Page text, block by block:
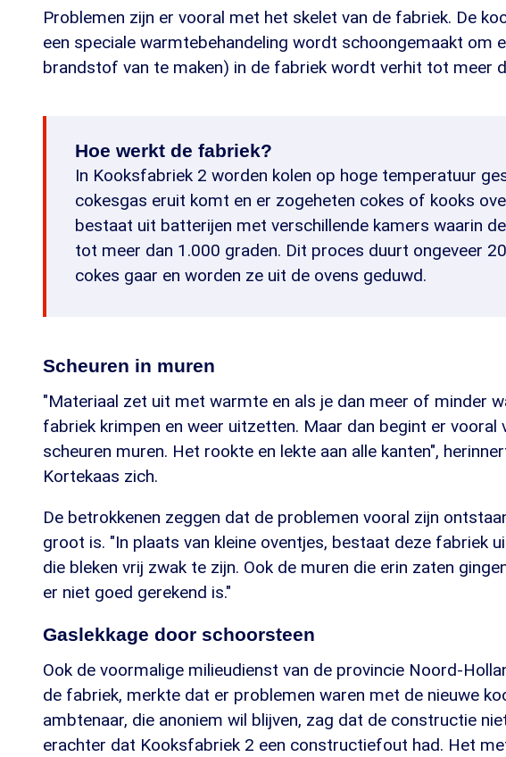
Problemen zijn er vooral met het skelet van de fabriek. De
een speciale warmtebehandeling wordt schoongemaakt om
brandstof van te maken) in de fabriek wordt verhit tot meer
Hoe werkt de fabriek?
In Kooksfabriek 2 worden kolen op hoge temperatuur
cokesgas eruit komt en er zogeheten cokes of kooks
bestaat uit batterijen met verschillende kamers waarin
tot meer dan 1.000 graden. Dit proces duurt ongeveer
cokes gaar en worden ze uit de ovens geduwd.
Scheuren in muren
"Materiaal zet uit met warmte en als je dan meer of minder
fabriek krimpen en weer uitzetten. Maar dan begint er vooral
scheuren muren. Het rookte en lekte aan alle kanten",
Kortekaas zich.
De betrokkenen zeggen dat de problemen vooral zijn
groot is. "In plaats van kleine oventjes, bestaat deze fabriek
die bleken vrij zwak te zijn. Ook de muren die erin zaten
er niet goed gerekend is."
Gaslekkage door schoorsteen
Ook de voormalige milieudienst van de provincie Noord-
de fabriek, merkte dat er problemen waren met de nieuwe
ambtenaar, die anoniem wil blijven, zag dat de constructie
erachter dat Kooksfabriek 2 een constructiefout had. Het